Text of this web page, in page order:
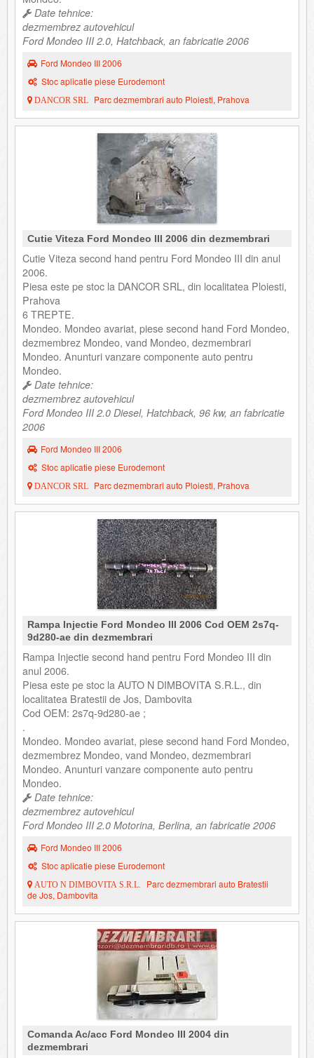
Date tehnice:
dezmembrez autovehicul
Ford Mondeo III 2.0, Hatchback, an fabricatie 2006
Ford Mondeo III 2006
Stoc aplicatie piese Eurodemont
DANCOR SRL Parc dezmembrari auto Ploiesti, Prahova
Cutie Viteza Ford Mondeo III 2006 din dezmembrari
Cutie Viteza second hand pentru Ford Mondeo III din anul
2006.
Piesa este pe stoc la DANCOR SRL, din localitatea Ploiesti,
Prahova
6 TREPTE.
Mondeo. Mondeo avariat, piese second hand Ford Mondeo,
dezmembrez Mondeo, vand Mondeo, dezmembrari
Mondeo. Anunturi vanzare componente auto pentru
Mondeo.
Date tehnice:
dezmembrez autovehicul
Ford Mondeo III 2.0 Diesel, Hatchback, 96 kw, an fabricatie
2006
Ford Mondeo III 2006
Stoc aplicatie piese Eurodemont
DANCOR SRL Parc dezmembrari auto Ploiesti, Prahova
Rampa Injectie Ford Mondeo III 2006 Cod OEM 2s7q-
9d280-ae din dezmembrari
Rampa Injectie second hand pentru Ford Mondeo III din
anul 2006.
Piesa este pe stoc la AUTO N DIMBOVITA S.R.L., din
localitatea Bratestii de Jos, Dambovita
Cod OEM: 2s7q-9d280-ae ;
.
Mondeo. Mondeo avariat, piese second hand Ford Mondeo,
dezmembrez Mondeo, vand Mondeo, dezmembrari
Mondeo. Anunturi vanzare componente auto pentru
Mondeo.
Date tehnice:
dezmembrez autovehicul
Ford Mondeo III 2.0 Motorina, Berlina, an fabricatie 2006
Ford Mondeo III 2006
Stoc aplicatie piese Eurodemont
AUTO N DIMBOVITA S.R.L.
Parc dezmembrari auto Bratestii
de Jos, Dambovita
Comanda Ac/acc Ford Mondeo III 2004 din
dezmembrari